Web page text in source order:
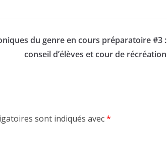
du genre en cours préparatoire #3 :
conseil d’élèves et cour de récréation
sont indiqués avec*